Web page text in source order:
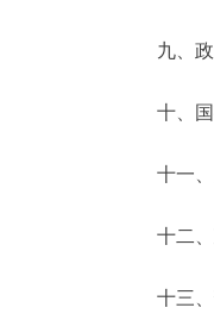
九、政
十、国
十一、财
十二、
十三、